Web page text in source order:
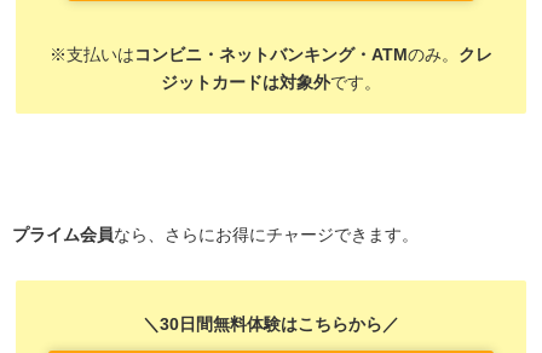
※支払いは コンビニ・ネットバンキング・ATMのみ。 クレ
ジットカードは対象外です。
プライム会員なら、さらにお得にチャージできます。
＼30日間無料体験はこちらから／